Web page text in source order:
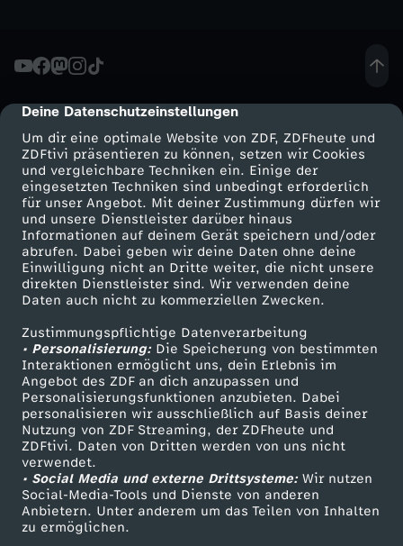
cmp-dialog-description
Deine Datenschutzeinstellungen
Um dir eine optimale Website von ZDF, ZDFheute und
ZDFtivi präsentieren zu können, setzen wir Cookies
und vergleichbare Techniken ein. Einige der
eingesetzten Techniken sind unbedingt erforderlich
für unser Angebot. Mit deiner Zustimmung dürfen wir
und unsere Dienstleister darüber hinaus
Informationen auf deinem Gerät speichern und/oder
abrufen. Dabei geben wir deine Daten ohne deine
Einwilligung nicht an Dritte weiter, die nicht unsere
direkten Dienstleister sind. Wir verwenden deine
Daten auch nicht zu kommerziellen Zwecken.
Zustimmungspflichtige Datenverarbeitung
• Personalisierung:Die Speicherung von bestimmten
Interaktionen ermöglicht uns, dein Erlebnis im
Angebot des ZDF an dich anzupassen und
Personalisierungsfunktionen anzubieten. Dabei
personalisieren wir ausschließlich auf Basis deiner
Nutzung von ZDF Streaming, der ZDFheute und
ZDFtivi. Daten von Dritten werden von uns nicht
verwendet.
• Social Media und externe Drittsysteme:Wir nutzen
Social-Media-Tools und Dienste von anderen
Anbietern. Unter anderem um das Teilen von Inhalten
zu ermöglichen.
u
f
d
e
r
K
r
i
m
-
K
Mehr ZDF
ZDF-Apps
Smart TV
ZDFtext
Livestreams
Sendungen A-Z
TV-Programm
Service
ZDFmitreden
Kontakt zum ZDF
Tickets
Zuschauerservice
Hilfe
ZDF Unternehmen
Karriere